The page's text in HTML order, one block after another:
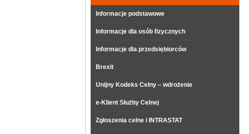
Informacje podstawowe
Informacje dla osób fizycznych
Informacje dla przedsiębiorców
Brexit
Unijny Kodeks Celny – wdrożenie
e-Klient Służby Celnej
Zgłoszenia celne i INTRASTAT